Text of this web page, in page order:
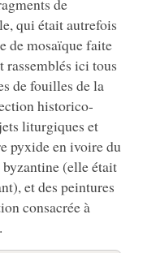
de
qui était autrefois
de mosaïque faite
rassemblés ici tous
de fouilles de la
historico-
liturgiques et
pyxide en ivoire du
(elle était
et des peintures
consacrée à